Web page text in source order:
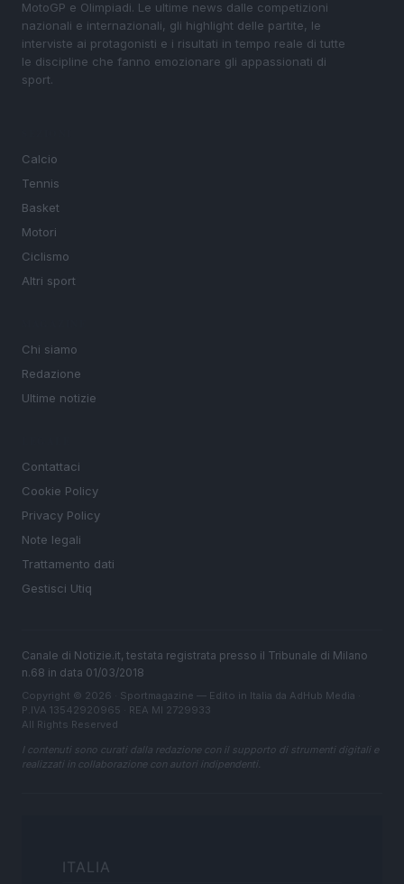
MotoGP e Olimpiadi. Le ultime news dalle competizioni
nazionali e internazionali, gli highlight delle partite, le
interviste ai protagonisti e i risultati in tempo reale di tutte
le discipline che fanno emozionare gli appassionati di
sport.
Calcio
Tennis
Basket
Motori
Ciclismo
Altri sport
Chi siamo
Redazione
Ultime notizie
Contattaci
Cookie Policy
Privacy Policy
Note legali
Trattamento dati
Gestisci Utiq
Canale di Notizie.it, testata registrata presso il Tribunale di Milano
n.68 in data 01/03/2018
Copyright © 2026 · Sportmagazine — Edito in Italia da AdHub Media
P.IVA 13542920965 · REA MI 2729933
All Rights Reserved
I contenuti sono curati dalla redazione con il supporto di strumenti digitali e
realizzati in collaborazione con autori indipendenti.
ITALIA